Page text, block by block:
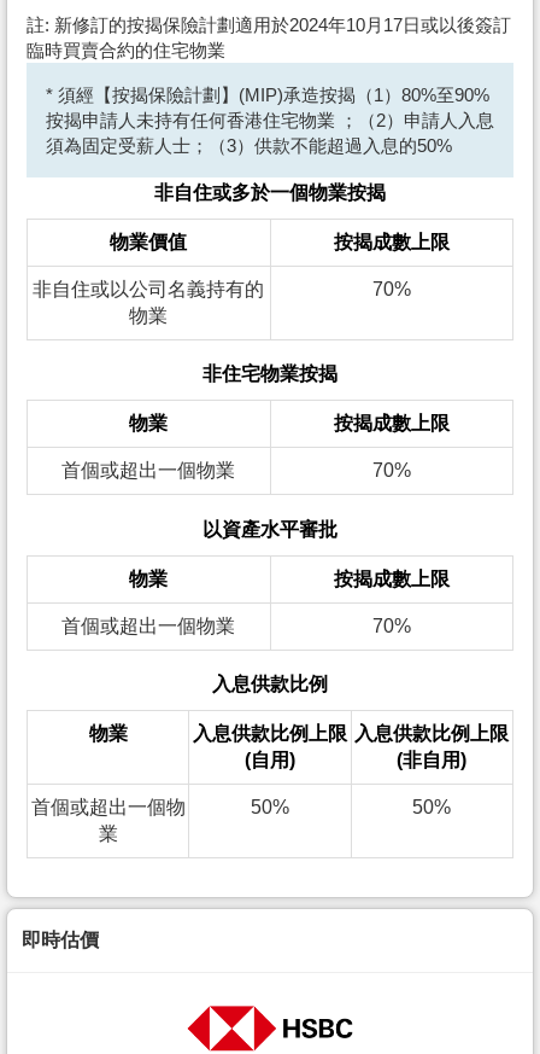
註: 新修訂的按揭保險計劃適用於2024年10月17日或以後簽訂
臨時買賣合約的住宅物業
* 須經【按揭保險計劃】(MIP)承造按揭（1）80%至90%
按揭申請人未持有任何香港住宅物業 ；（2）申請人入息
須為固定受薪人士；（3）供款不能超過入息的50%
非自住或多於一個物業按揭
物業價值 按揭成數上限
非自住或以公司名義持有的
物業
70%
非住宅物業按揭
物業 按揭成數上限
首個或超出一個物業 70%
以資產水平審批
物業 按揭成數上限
首個或超出一個物業 70%
入息供款比例
物業
入息供款比例上限
(自用)
入息供款比例上限
(非自用)
首個或超出一個物
業
50% 50%
即時估價